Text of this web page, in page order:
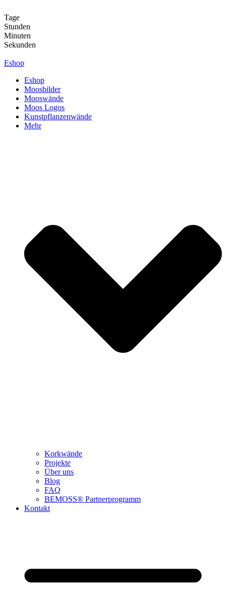
Inhalt
springen
Tage
Stunden
Minuten
Sekunden
Eshop
Eshop
Moosbilder
Mooswände
Moos Logos
Kunstpflanzenwände
Mehr
Korkwände
Projekte
Über uns
Blog
FAQ
BEMOSS® Partnerprogramm​
Kontakt